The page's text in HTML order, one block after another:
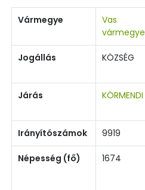
Vármegye
Vas
vármegye
Jogállás KÖZSÉG
Járás KÖRMENDI
Irányítószámok 9919
Népesség (fő) 1674